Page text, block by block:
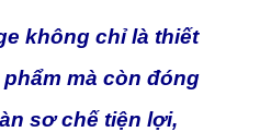
không chỉ là thiết
mà còn đóng
sơ chế tiện lợi,